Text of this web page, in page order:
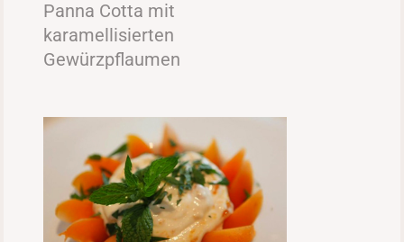
Panna Cotta mit
karamellisierten
Gewürzpflaumen